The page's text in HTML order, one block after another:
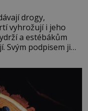
drogy,
vyhrožují i jeho
a estébákům
Svým podpisem jim
řezníka